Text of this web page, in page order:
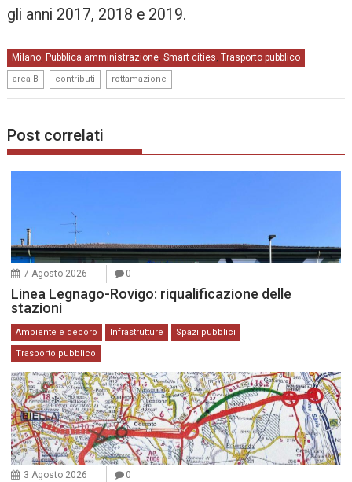
gli anni 2017, 2018 e 2019.
Milano, Pubblica amministrazione,Smart cities,Trasporto pubblico
area B contributi rottamazione
Post correlati
7 Agosto 2026 0
Linea Legnago-Rovigo: riqualificazione delle
stazioni
Ambiente e decoro Infrastrutture Spazi pubblici
Trasporto pubblico
3 Agosto 2026 0